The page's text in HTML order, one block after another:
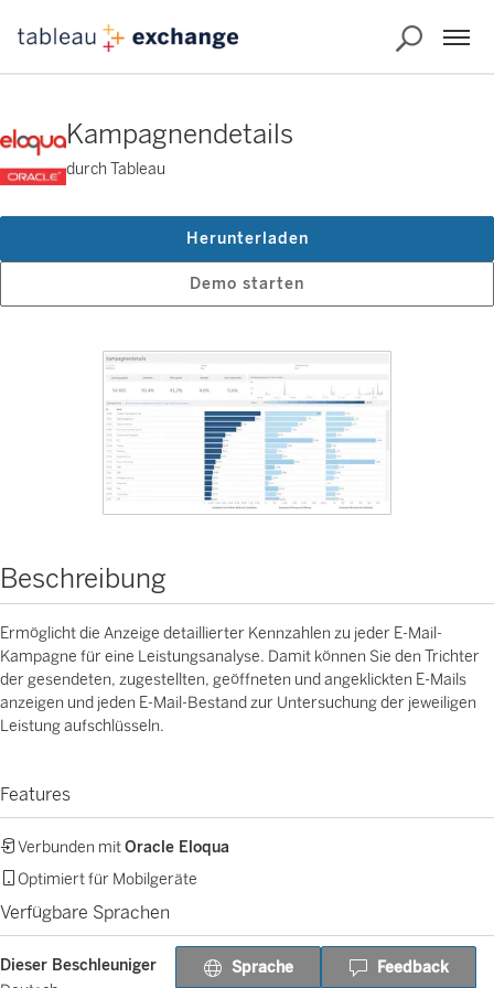
Kampagnendetails
durch Tableau
Demo starten
Herunterladen
Beschreibung
Ermöglicht die Anzeige detaillierter Kennzahlen zu jeder E-Mail-
Kampagne für eine Leistungsanalyse. Damit können Sie den Trichter
der gesendeten, zugestellten, geöffneten und angeklickten E-Mails
anzeigen und jeden E-Mail-Bestand zur Untersuchung der jeweiligen
Leistung aufschlüsseln.
Features
Verbunden mitOracle Eloqua
Optimiert für Mobilgeräte
Verfügbare Sprachen
Dieser Beschleuniger
Sprache Feedback